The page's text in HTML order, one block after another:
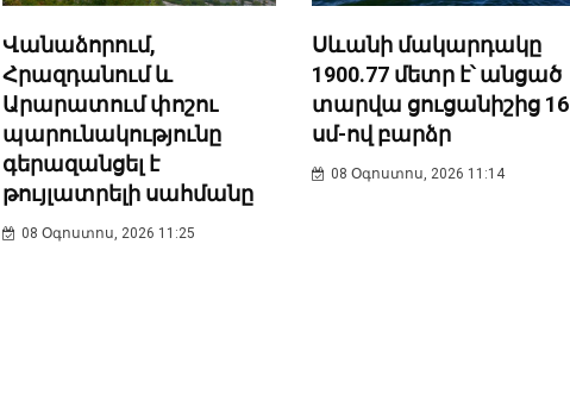
Վանաձորում,
Հրազդանում և
Արարատում փոշու
պարունակությունը
գերազանցել է
թույլատրելի սահմանը
08 Օգոստոս, 2026 11:25
Սևանի մակարդակը
1900.77 մետր է՝ անցած
տարվա ցուցանիշից 16
սմ-ով բարձր
08 Օգոստոս, 2026 11:14